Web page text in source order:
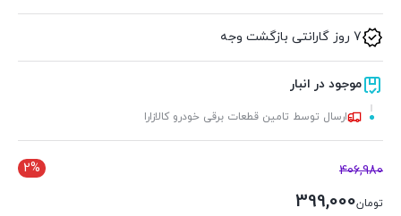
7 روز گارانتی بازگشت وجه
موجود در انبار
ارسال توسط تامین قطعات برقی خودرو کالازارا
2% 406,980
تومان399,000